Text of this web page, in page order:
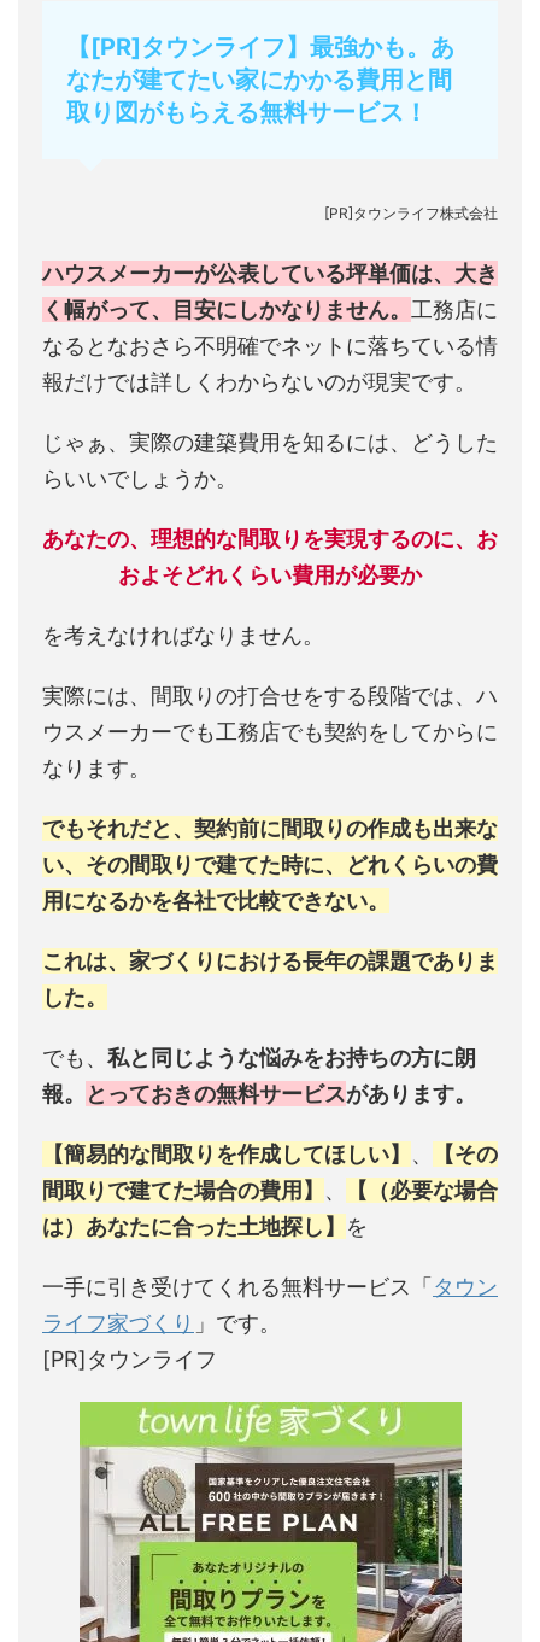
【[PR]タウンライフ】最強かも。あ
なたが建てたい家にかかる費用と間
取り図がもらえる無料サービス！
[PR]タウンライフ株式会社
ハウスメーカーが公表している坪単価は、大き
く幅がって、目安にしかなりません。 工務店に
なるとなおさら不明確でネットに落ちている情
報だけでは詳しくわからないのが現実です。
じゃぁ、実際の建築費用を知るには、どうした
らいいでしょうか。
あなたの、理想的な間取りを実現するのに、お
およそどれくらい費用が必要か
を考えなければなりません。
実際には、間取りの打合せをする段階では、ハ
ウスメーカーでも工務店でも契約をしてからに
なります。
でもそれだと、契約前に間取りの作成も出来な
い、その間取りで建てた時に、どれくらいの費
用になるかを各社で比較できない。
これは、家づくりにおける長年の課題でありま
した。
でも、 私と同じような悩みをお持ちの方に朗
報。
とっておきの無料サービスがあります。
【簡易的な間取りを作成してほしい】 、
【その
間取りで建てた場合の費用】 、
【（必要な場合
は）あなたに合った土地探し】 を
一手に引き受けてくれる無料サービス「 タウン
ライフ家づくり 」です。
[PR]タウンライフ